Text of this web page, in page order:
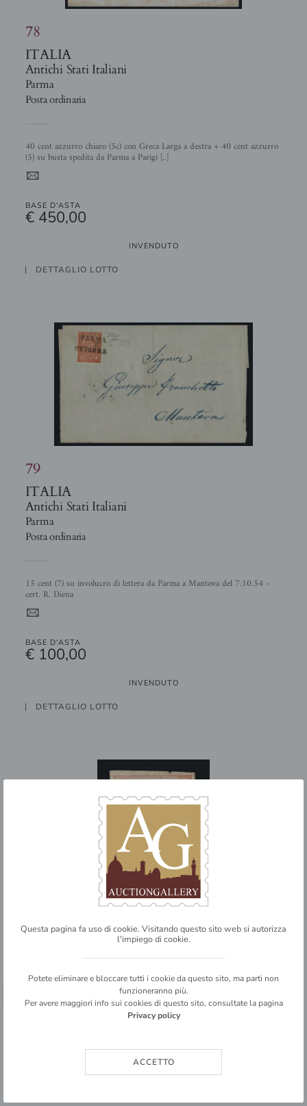
78
ITALIA
Antichi Stati Italiani
Parma
Posta ordinaria
40 cent azzurro chiaro (5c) con Greca Larga a destra + 40 cent azzurro
(5) su busta spedita da Parma a Parigi [..]
4
BASE D'ASTA
€ 450,00
INVENDUTO
DETTAGLIO LOTTO
79
ITALIA
Antichi Stati Italiani
Parma
Posta ordinaria
15 cent (7) su involucro di lettera da Parma a Mantova del 7.10.54 -
cert. R. Diena
4
BASE D'ASTA
€ 100,00
INVENDUTO
DETTAGLIO LOTTO
ITALIA
Antichi Stati Italiani
Posta ordinaria
Questa pagina fa uso di cookie. Visitando questo sito web si autorizza
l'impiego di cookie.
Potete eliminare e bloccare tutti i cookie da questo sito, ma parti non
funzioneranno più.
Per avere maggiori info sui cookies di questo sito, consultate la pagina
Privacy policy
ACCETTO